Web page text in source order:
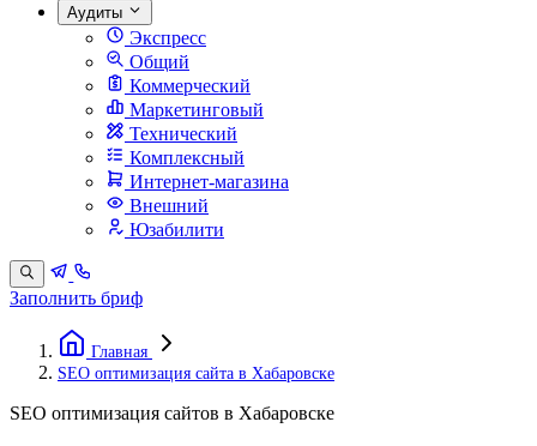
Аудиты
Экспресс
Общий
Коммерческий
Маркетинговый
Технический
Комплексный
Интернет-магазина
Внешний
Юзабилити
Заполнить бриф
Главная
SEO оптимизация сайта в Хабаровске
SEO оптимизация сайтов в Хабаровске